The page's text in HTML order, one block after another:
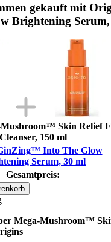
gekauft mit
Brightening
Skin Relief
Cleanser, 150 ml
Into The Glow
Serum, 30 ml
Gesamtpreis:
Mega-Mushroom™